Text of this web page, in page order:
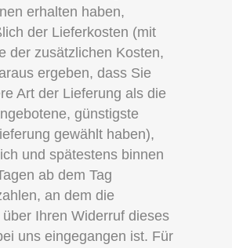
erhalten haben,
der Lieferkosten (mit
der zusätzlichen Kosten,
ergeben, dass Sie
Art der Lieferung als die
günstigste
gewählt haben),
und spätestens binnen
ab dem Tag
an dem die
Ihren Widerruf dieses
uns eingegangen ist. Für